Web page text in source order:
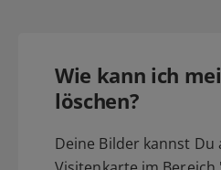
Wie kann ich
löschen?
Deine Bilder kannst Du